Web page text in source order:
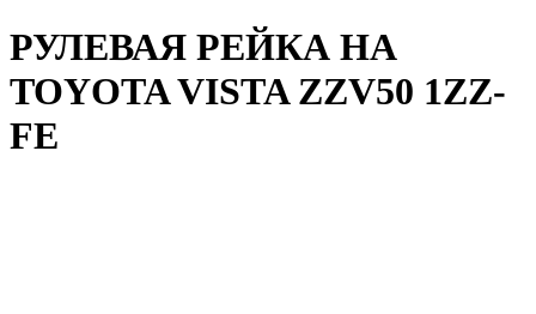
РУЛЕВАЯ РЕЙКА НА
TOYOTA VISTA ZZV50 1ZZ-
FE